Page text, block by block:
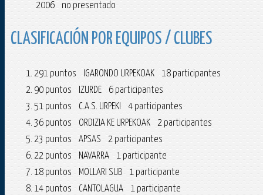
2006 no presentado
CLASIFICACIÓN POR EQUIPOS / CLUBES
291 puntos IGARONDO URPEKOAK 18 participantes
90 puntos IZURDE 6 participantes
51 puntos C.A.S. URPEKI 4 participantes
36 puntos ORDIZIA KE URPEKOAK 2 participantes
23 puntos APSAS 2 participantes
22 puntos NAVARRA 1 participante
18 puntos MOLLARI SUB 1 participante
14 puntos CANTOLAGUA 1 participante